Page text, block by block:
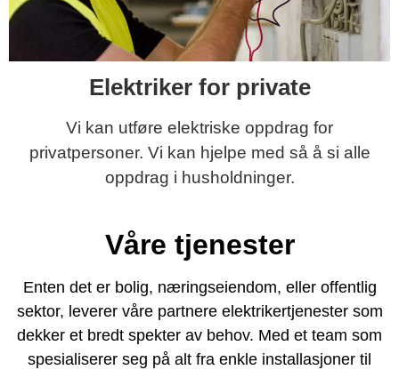
Elektriker for private
Vi kan utføre elektriske oppdrag for
privatpersoner. Vi kan hjelpe med så å si alle
oppdrag i husholdninger.
Våre tjenester
Enten det er bolig, næringseiendom, eller offentlig
sektor, leverer våre partnere elektrikertjenester som
dekker et bredt spekter av behov. Med et team som
spesialiserer seg på alt fra enkle installasjoner til